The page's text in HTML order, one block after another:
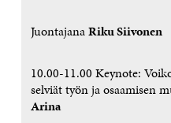
JuontajanaRiku Siivonen
10.00-11.00 Keynote:
selviät työn ja osaamisen
Arina